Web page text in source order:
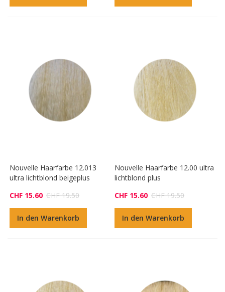
Nouvelle Haarfarbe 12.013
ultra lichtblond beigeplus
CHF 15.60 CHF 19.50
In den Warenkorb
Nouvelle Haarfarbe 12.00 ultra
lichtblond plus
CHF 15.60 CHF 19.50
In den Warenkorb